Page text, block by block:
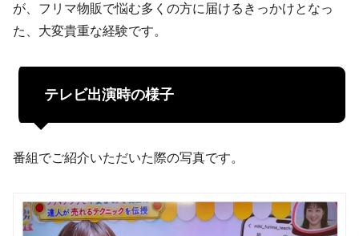
が、フリマ物販で悩む多くの方に届けるきっかけとなっ
た、大変貴重な経験です。
テレビ出演時の様子
番組でご紹介いただいた際の写真です。